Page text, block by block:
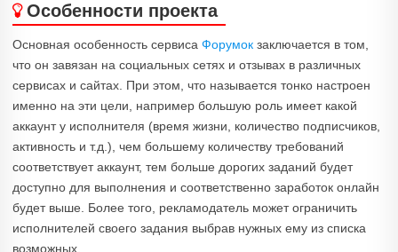
Особенности проекта
Основная особенность сервиса Форумок заключается в том,
что он завязан на социальных сетях и отзывах в различных
сервисах и сайтах. При этом, что называется тонко настроен
именно на эти цели, например большую роль имеет какой
аккаунт у исполнителя (время жизни, количество подписчиков,
активность и т.д.), чем большему количеству требований
соответствует аккаунт, тем больше дорогих заданий будет
доступно для выполнения и соответственно заработок онлайн
будет выше. Более того, рекламодатель может ограничить
исполнителей своего задания выбрав нужных ему из списка
возможных.